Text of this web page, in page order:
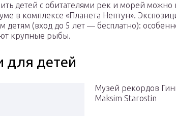
детей с обитателями рек и морей можно
в комплексе «Планета Нептун».
детям (вход до 5 лет — бесплатно):
крупные рыбы.
для детей
Музей рекордов
Maksim Starostin